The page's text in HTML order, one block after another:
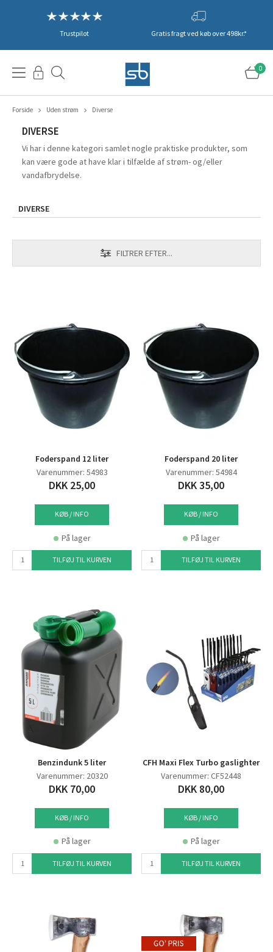
Trustpilot Gratis fragt ved køb over 498kr.*
0
Forside Uden strøm Diverse
DIVERSE
Vi har i denne kategori samlet nogle praktiske produkter, som
kan være gode at have klar i tilfælde af strøm- og/eller
vandafbrydelse.
DIVERSE
FILTRER EFTER...
Foderspand 12 liter
Varenummer: 54983
DKK 25,00
KØB / INFO
På lager
TILFØJ TIL KURVEN
Foderspand 20 liter
Varenummer: 54984
DKK 35,00
KØB / INFO
På lager
TILFØJ TIL KURVEN
Benzindunk 5 liter
Varenummer: 20320
DKK 70,00
KØB / INFO
På lager
TILFØJ TIL KURVEN
CFH Maxi Flex Turbo gaslighter
Varenummer: CF52448
DKK 80,00
KØB / INFO
På lager
TILFØJ TIL KURVEN